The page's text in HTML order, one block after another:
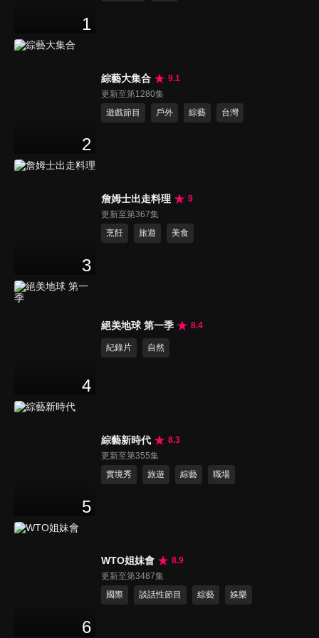
1
2
綜藝大集合
9.1
更新至第1280集
遊戲節目
戶外 綜藝 台灣
3
詹姆士出走料理
9
更新至第367集
烹飪
旅遊 美食
4
絕美地球 第一季 8.4
紀錄片 自然
5
綜藝新時代
8.3
更新至第355集
實境秀
旅遊 綜藝 職場
6
WTO姐妹會
8.9
更新至第3487集
國際
談話性節目 綜藝 娛樂